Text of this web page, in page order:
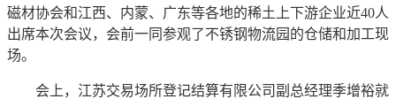
磁材协会和江西、内蒙、广东等各地的稀土上下游企业近40人
出席本次会议，会前一同参观了不锈钢物流园的仓储和加工现
场。
会上，江苏交易场所登记结算有限公司副总经理季增裕就